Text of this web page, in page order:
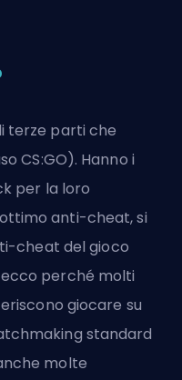
terze parti che
CS:GO). Hanno i
per la loro
anti-cheat, si
cheat del gioco
perché molti
giocare su
standard
molte